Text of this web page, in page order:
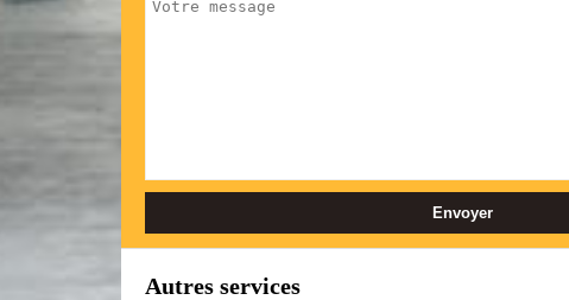
Autres services